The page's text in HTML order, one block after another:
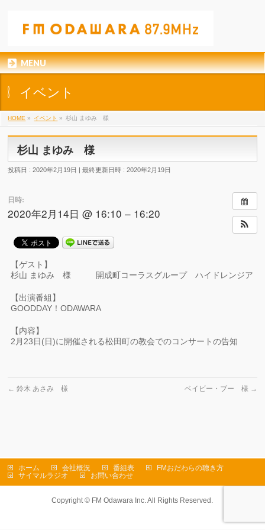
MENU
イベント
HOME » イベント » 杉山 まゆみ 様
杉山 まゆみ 様
投稿日 : 2020年2月19日 最終更新日時 : 2020年2月19日
日時:
2020年2月14日 @ 16:10 – 16:20
【ゲスト】
杉山 まゆみ 様 開成町コーラスグループ ハイドレンジア
【出演番組】
GOODDAY！ODAWARA
【内容】
2月23日(日)に開催される松田町の教会でのコンサートの告知
← 鈴木 あさみ 様 ベイビー・ブー 様 →
ホーム 会社概況 番組表
FMおだわらの聴き方
サイマルラジオ
お問い合わせ
Copyright © FM Odawara Inc. All Rights Reserved.